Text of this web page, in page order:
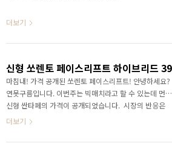
더보기
마침내! 가격 공개된 쏘렌토 페이스리프트! 안녕하세요?
연못구름입니다. 이번주는 빅매치라고 할 수 있는데 먼저
신형 싼타페의 가격이 공개되었습니다. ​ 시장의 반응은
이 정도면 괜찮다! 또는 연식 변경을 통해서 올랐기 때문
더보기